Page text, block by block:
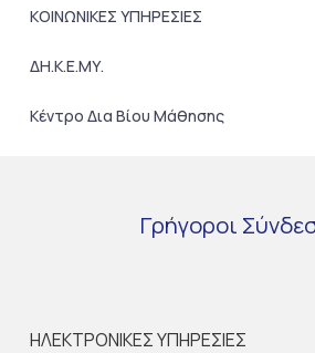
ΚΟΙΝΩΝΙΚΕΣ ΥΠΗΡΕΣΙΕΣ
ΔΗ.Κ.Ε.ΜΥ.
Κέντρο Δια Βίου Μάθησης
Γρήγοροι
ΗΛΕΚΤΡΟΝΙΚΕΣ ΥΠΗΡΕΣΙΕΣ